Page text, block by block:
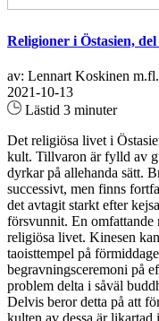
Religioner i Östasien,
av: Lennart Koskinen m.fl.
2021-10-13
Lästid 3 minuter
Det religiösa livet i
kult. Tillvaron är fylld av
dyrkar på allehanda sätt.
successivt, men finns
det avtagit starkt efter
försvunnit. En omfattande
religiösa livet. Kinesen
taoisttempel på
begravningsceremoni på
problem delta i såväl
Delvis beror detta på att
kulten av dessa är